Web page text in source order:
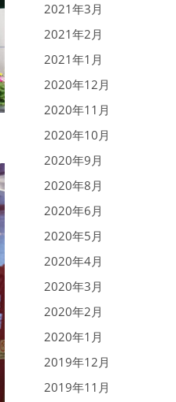
2021年3月
2021年2月
2021年1月
2020年12月
2020年11月
2020年10月
2020年9月
2020年8月
2020年6月
2020年5月
2020年4月
2020年3月
2020年2月
2020年1月
2019年12月
2019年11月